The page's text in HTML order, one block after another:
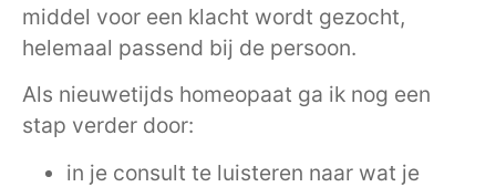
middel voor een klacht wordt gezocht,
helemaal passend bij de persoon.
Als nieuwetijds homeopaat ga ik nog een
stap verder door:
in je consult te luisteren naar wat je